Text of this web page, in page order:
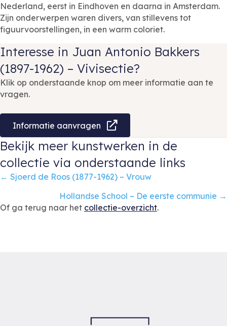
Nederland, eerst in Eindhoven en daarna in Amsterdam.
Zijn onderwerpen waren divers, van stillevens tot
figuurvoorstellingen, in een warm coloriet.
Interesse in Juan Antonio Bakkers
(1897-1962) – Vivisectie?
Klik op onderstaande knop om meer informatie aan te
vragen.
Informatie aanvragen
Bekijk meer kunstwerken in de
collectie via onderstaande links
Posts
navigation
← Sjoerd de Roos (1877-1962) – Vrouw
Hollandse School – De eerste communie →
Of ga terug naar het collectie-overzicht.